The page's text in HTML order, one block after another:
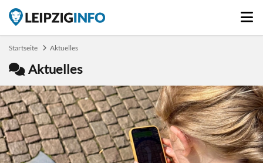
Startseite Aktuelles
Aktuelles